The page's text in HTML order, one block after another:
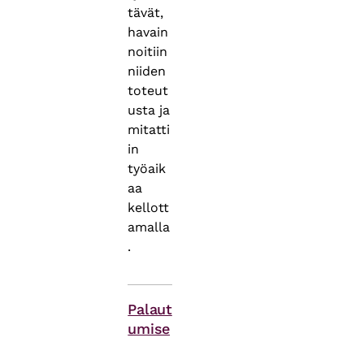
tävät,
havain
noitiin
niiden
toteut
usta ja
mitatti
in
työaik
aa
kellott
amalla
.
Palaut
umise